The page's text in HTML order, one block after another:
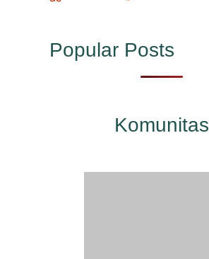
Popular Posts
Komunitas